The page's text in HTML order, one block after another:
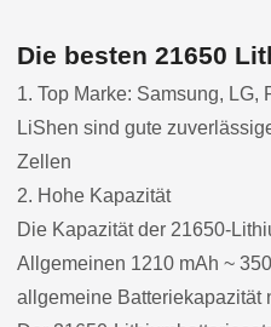
Die besten 21650
1. Top Marke: Samsung, LG,
LiShen sind gute
Zellen
2. Hohe Kapazität
Die Kapazität der 21650-
Allgemeinen 1210 mAh ~
allgemeine Batteriekapazität